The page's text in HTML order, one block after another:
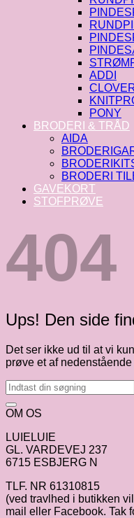
ADDI
PONY
BRODERI & TRÅD
AIDA
BRODERI
GAVEKORT
STOFPRØVE
404
Ups! Den side
Det ser ikke ud til at vi
prøve et af
OM OS
LUIELUIE
GL. VARDEVEJ 237
6715 ESBJERG N
TLF. NR 61310815
(ved travlhed i butikken
mail eller Facebook. Tak